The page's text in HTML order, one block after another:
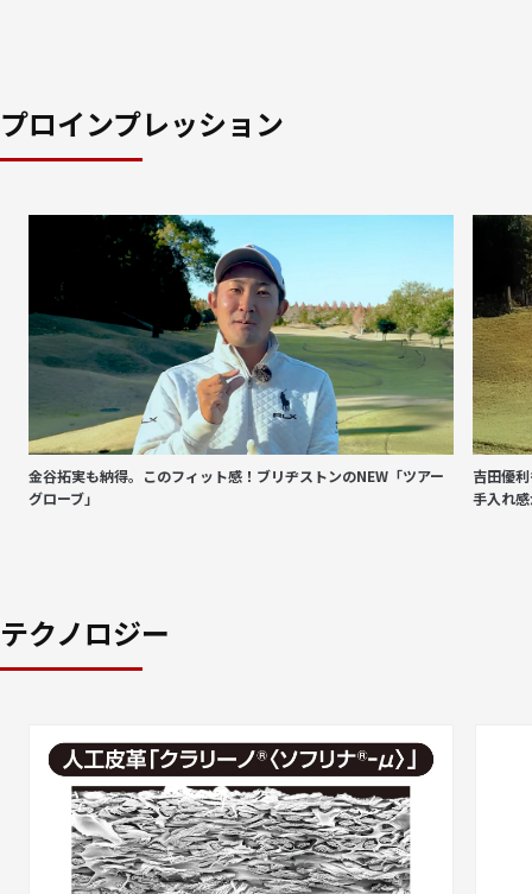
プロインプレッション
金谷拓実も納得。このフィット感！ブリヂストンのNEW「ツアー
グローブ」
吉田優
手入れ
テクノロジー